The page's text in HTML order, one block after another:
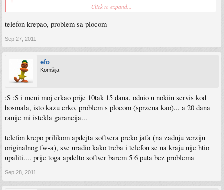
modu (isto sa JAF-om)?
Click to expand...
telefon krepao, problem sa plocom
Sep 27, 2011
efo
Komšija
:S :S i meni moj crkao prije 10tak 15 dana, odnio u nokiin servis kod
bosmala, isto kazu crko, problem s plocom (sprzena kao)... a 20 dana
ranije mi istekla garancija...
telefon krepo prilikom apdejta softvera preko jafa (na zadnju verziju
originalnog fw-a), sve uradio kako treba i telefon se na kraju nije htio
upaliti.... prije toga apdelto softver barem 5 6 puta bez problema
Sep 28, 2011